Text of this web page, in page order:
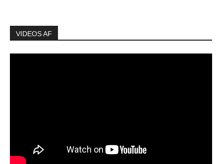
VIDEOS AF